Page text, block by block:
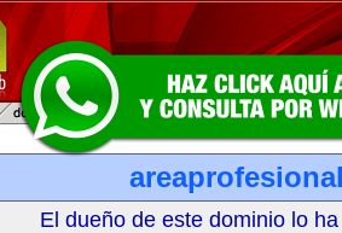
El dueño de este dominio lo